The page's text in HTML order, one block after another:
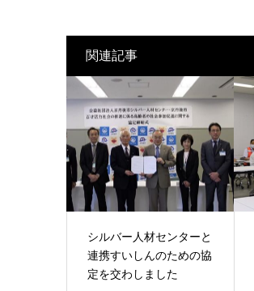
関連記事
シルバー人材センターと
連携すいしんのための協
定を交わしました